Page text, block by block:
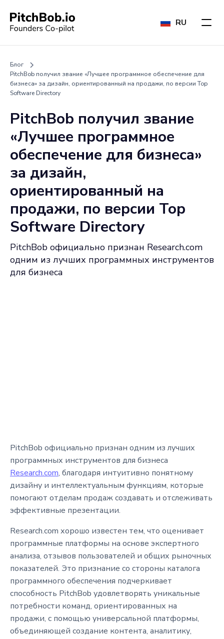
RU
Блог
PitchBob получил звание «Лучшее программное обеспечение для
бизнеса» за дизайн, ориентированный на продажи, по версии Top
Software Directory
PitchBob получил звание
«Лучшее программное
обеспечение для бизнеса»
за дизайн,
ориентированный на
продажи, по версии Top
Software Directory
PitchBob официально признан Research.com
одним из лучших программных инструментов
для бизнеса
PitchBob официально признан одним из лучших
программных инструментов для бизнеса
Research.com, благодаря интуитивно понятному
дизайну и интеллектуальным функциям, которые
помогают отделам продаж создавать и отслеживать
эффективные презентации.
Research.com хорошо известен тем, что оценивает
программные платформы на основе экспертного
анализа, отзывов пользователей и общих рыночных
показателей. Это признание со стороны каталога
программного обеспечения подчеркивает
способность PitchBob удовлетворять уникальные
потребности команд, ориентированных на
продажи, с помощью универсальной платформы,
объединяющей создание контента, аналитику,